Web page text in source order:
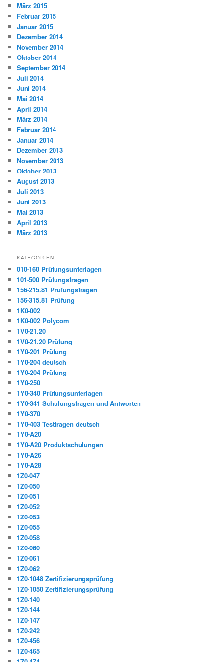
März 2015
Februar 2015
Januar 2015
Dezember 2014
November 2014
Oktober 2014
September 2014
Juli 2014
Juni 2014
Mai 2014
April 2014
März 2014
Februar 2014
Januar 2014
Dezember 2013
November 2013
Oktober 2013
August 2013
Juli 2013
Juni 2013
Mai 2013
April 2013
März 2013
KATEGORIEN
010-160 Prüfungsunterlagen
101-500 Prüfungsfragen
156-215.81 Prüfungsfragen
156-315.81 Prüfung
1K0-002
1K0-002 Polycom
1V0-21.20
1V0-21.20 Prüfung
1Y0-201 Prüfung
1Y0-204 deutsch
1Y0-204 Prüfung
1Y0-250
1Y0-340 Prüfungsunterlagen
1Y0-341 Schulungsfragen und Antworten
1Y0-370
1Y0-403 Testfragen deutsch
1Y0-A20
1Y0-A20 Produktschulungen
1Y0-A26
1Y0-A28
1Z0-047
1Z0-050
1Z0-051
1Z0-052
1Z0-053
1Z0-055
1Z0-058
1Z0-060
1Z0-061
1Z0-062
1Z0-1048 Zertifizierungsprüfung
1Z0-1050 Zertifizierungsprüfung
1Z0-140
1Z0-144
1Z0-147
1Z0-242
1Z0-456
1Z0-465